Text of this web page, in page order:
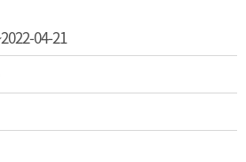
04-21